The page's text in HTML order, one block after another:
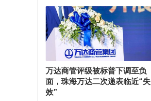
万达商管评级被标普下调至负
面，珠海万达二次递表临近“失
效”